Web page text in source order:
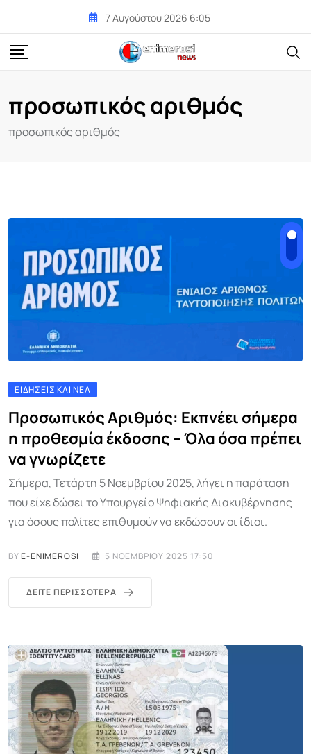
content
7 Αυγούστου 2026 6:05
προσωπικός αριθμός
προσωπικός αριθμός
ΕΙΔΉΣΕΙΣ ΚΑΙ ΝΈΑ
Προσωπικός Αριθμός: Εκπνέει σήμερα
η προθεσμία έκδοσης – Όλα όσα πρέπει
να γνωρίζετε
Σήμερα, Τετάρτη 5 Νοεμβρίου 2025, λήγει η παράταση
που είχε δώσει το Υπουργείο Ψηφιακής Διακυβέρνησης
για όσους πολίτες επιθυμούν να εκδώσουν οι ίδιοι.
BYE-ENIMEROSI 5 ΝΟΕΜΒΡΊΟΥ 2025 17:50
ΔΕΊΤΕ ΠΕΡΙΣΣΌΤΕΡΑ